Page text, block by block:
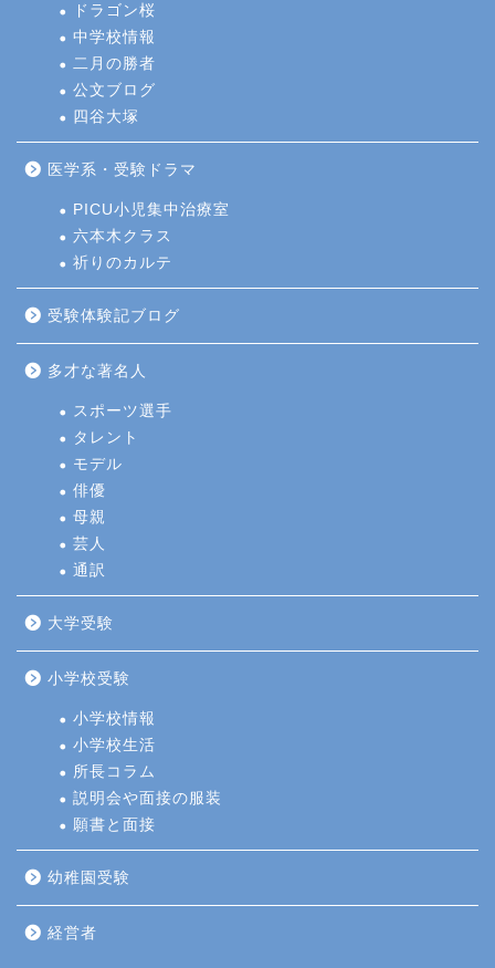
ドラゴン桜
中学校情報
二月の勝者
公文ブログ
四谷大塚
医学系・受験ドラマ
PICU小児集中治療室
六本木クラス
祈りのカルテ
受験体験記ブログ
多才な著名人
スポーツ選手
タレント
モデル
俳優
母親
芸人
通訳
大学受験
小学校受験
小学校情報
小学校生活
所長コラム
説明会や面接の服装
願書と面接
幼稚園受験
経営者